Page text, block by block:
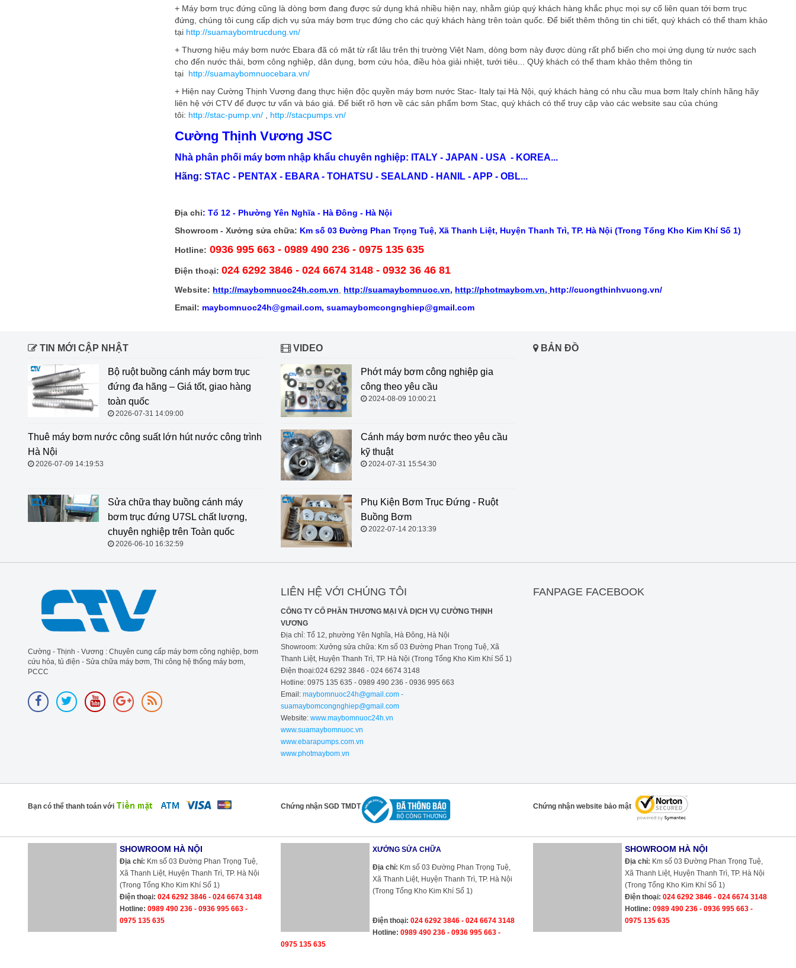
+ Máy bơm trục đứng cũng là dòng bơm đang được sử dụng khá nhiều hiện nay, nhằm giúp quý khách hàng khắc phục mọi sự cố liên quan tới bơm trục
đứng, chúng tôi cung cấp dịch vụ sửa máy bơm trục đứng cho các quý khách hàng trên toàn quốc. Để biết thêm thông tin chi tiết, quý khách có thể tham khảo
tại http://suamaybomtrucdung.vn/
+ Thương hiệu máy bơm nước Ebara đã có mặt từ rất lâu trên thị trường Việt Nam, dòng bơm này được dùng rất phổ biến cho mọi ứng dụng từ nước sạch
cho đến nước thải, bơm công nghiệp, dân dụng, bơm cứu hỏa, điều hòa giải nhiệt, tưới tiêu... QUý khách có thể tham khảo thêm thông tin
tại http://suamaybomnuocebara.vn/
+ Hiện nay Cường Thịnh Vương đang thực hiện độc quyền máy bơm nước Stac- Italy tại Hà Nội, quý khách hàng có nhu cầu mua bơm Italy chính hãng hãy
liên hệ với CTV để được tư vấn và báo giá. Để biết rõ hơn về các sản phẩm bơm Stac, quý khách có thể truy cập vào các website sau của chúng
tôi: http://stac-pump.vn/ http://stacpumps.vn/
Cường Thịnh Vương JSC
Nhà phân phối máy bơm nhập khẩu chuyên nghiệp: ITALY - JAPAN - USA - KOREA...
Hãng: STAC - PENTAX - EBARA - TOHATSU - SEALAND - HANIL - APP - OBL...
Địa chỉ: Tổ 12 - Phường Yên Nghĩa - Hà Đông - Hà Nội
Showroom - Xưởng sửa chữa: Km số 03 Đường Phan Trọng Tuệ, Xã Thanh Liệt, Huyện Thanh Trì, TP. Hà Nội (Trong Tổng Kho Kim Khí Số 1)
Hotline: 0936 995 663 - 0989 490 236 - 0975 135 635
Điện thoại: 024 6292 3846 - 024 6674 3148 - 0932 36 46 81
Website: http://maybomnuoc24h.com.vn http://suamaybomnuoc.vn, http://photmaybom.vn, http://cuongthinhvuong.vn/
Email: maybomnuoc24h@gmail.com, suamaybomcongnghiep@gmail.com
TIN MỚI CẬP NHẬT
Bộ ruột buồng cánh máy bơm trục
đứng đa hãng – Giá tốt, giao hàng
toàn quốc
2026-07-31 14:09:00
Thuê máy bơm nước công suất lớn
Sửa chữa thay buồng cánh máy
bơm trục đứng U7SL chất lượng,
chuyên nghiệp trên Toàn quốc
2026-06-10 16:32:59
VIDEO
Phớt máy bơm công nghiệp gia
công theo yêu cầu
2024-08-09 10:00:21
Cánh máy bơm nước theo yêu cầu
kỹ thuật
2024-07-31 15:54:30
Phụ Kiện Bơm Trục Đứng - Ruột
Buồng Bơm
2022-07-14 20:13:39
BẢN ĐỒ
Cường - Thịnh - Vương : Chuyên cung cấp máy bơm công nghiệp, bơm
cứu hỏa, tủ điện - Sửa chữa máy bơm, Thi công hệ thống máy bơm,
PCCC
LIÊN HỆ VỚI CHÚNG TÔI
CÔNG TY CỔ PHẦN THƯƠNG MẠI VÀ DỊCH VỤ CƯỜNG THỊNH
VƯƠNG
Địa chỉ: Tổ 12, phường Yên Nghĩa, Hà Đông, Hà Nội
Showroom: Xưởng sửa chữa: Km số 03 Đường Phan Trọng Tuệ, Xã
Thanh Liệt, Huyện Thanh Trì, TP. Hà Nội (Trong Tổng Kho Kim Khí Số 1)
Điện thoại:024 6292 3846 - 024 6674 3148
Hotline: 0975 135 635 - 0989 490 236 - 0936 995 663
Email: maybomnuoc24h@gmail.com -
suamaybomcongnghiep@gmail.com
Website:www.maybomnuoc24h.vn
www.suamaybomnuoc.vn
www.ebarapumps.com.vn
www.photmaybom.vn
FANPAGE FACEBOOK
Bạn có thể thanh toán với Chứng nhận SGD TMDT Chứng nhận website bảo mật
Km số 03 Đường Phan Trọng Tuệ, Xã Thanh Liệt, Huyện Thanh
Trì, TP. Hà Nội (Trong Tổng Kho Kim Khí Số 1)
024 6292 3846 - 024 6674 3148
0989 490 236 - 0936 995 663 - 0975 135 635
XƯỞNG SỬA CHỮA
Địa chỉ: Km số 03 Đường Phan Trọng Tuệ,
Xã Thanh Liệt, Huyện Thanh Trì, TP. Hà Nội
(Trong Tổng Kho Kim Khí Số 1)
Điện thoại: 024 6292 3846 - 024 6674 3148
Hotline: 0989 490 236 - 0936 995 663 -
0975 135 635
SHOWROOM HÀ NỘI
Địa chỉ: Km số 03 Đường Phan Trọng Tuệ,
Xã Thanh Liệt, Huyện Thanh Trì, TP. Hà Nội
(Trong Tổng Kho Kim Khí Số 1)
Điện thoại: 024 6292 3846 - 024 6674 3148
Hotline: 0989 490 236 - 0936 995 663 -
0975 135 635